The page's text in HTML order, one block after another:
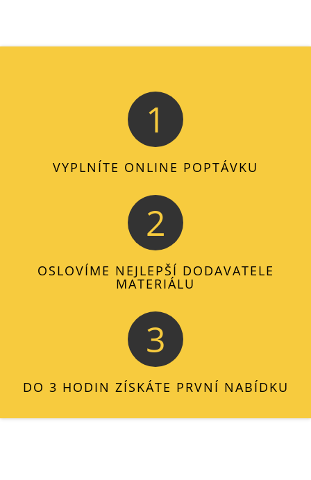
1
VYPLNÍTE ONLINE POPTÁVKU
2
OSLOVÍME NEJLEPŠÍ DODAVATELE
MATERIÁLU
3
DO 3 HODIN ZÍSKÁTE PRVNÍ NABÍDKU